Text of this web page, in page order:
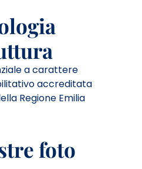
a carattere
accreditata
Regione Emilia
foto